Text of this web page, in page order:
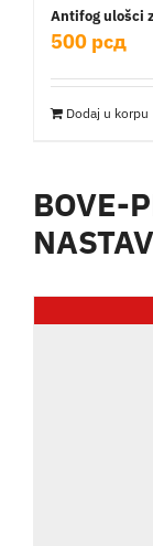
Antifog ulošci
500 рсд
Dodaj u korpu
BOVE-